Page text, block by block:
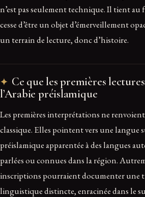
n’est pas seulement technique. Il tient au
cesse d’être un objet d’émerveillement
un terrain de lecture, donc d’histoire.
Ce que les premières
l’Arabie préislamique
Les premières interprétations ne renvoient
classique. Elles pointent vers une langue
préislamique apparentée à des langues
parlées ou connues dans la région.
inscriptions pourraient documenter une
linguistique distincte, enracinée dans le